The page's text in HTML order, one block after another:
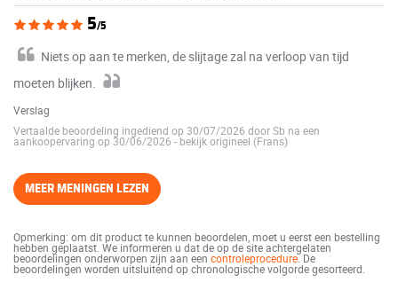
5/5
Niets op aan te merken, de slijtage zal na verloop van tijd
moeten blijken.
Verslag
Vertaalde beoordeling ingediend op 30/07/2026 door Sb na een
aankoopervaring op 30/06/2026 -bekijk origineel (Frans)
MEER MENINGEN LEZEN
Opmerking: om dit product te kunnen beoordelen, moet u eerst een bestelling
hebben geplaatst. We informeren u dat de op de site achtergelaten
beoordelingen onderworpen zijn aan een controleprocedure. De
beoordelingen worden uitsluitend op chronologische volgorde gesorteerd.